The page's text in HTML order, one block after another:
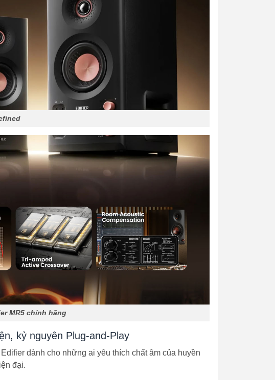
MR5 chính hãng
kỷ nguyên Plug-and-Play
dành cho những ai yêu thích chất âm của huyền
đại.